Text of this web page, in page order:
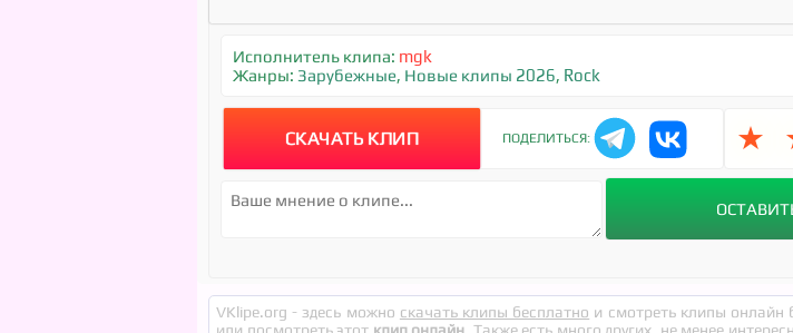
Исполнитель клипа: mgk
Жанры: Зарубежные, Новые клипы 2026, Rock
СКАЧАТЬ КЛИП ПОДЕЛИТЬСЯ: ★
VKlipe.org - здесь можно скачать клипы бесплатно и смотреть клипы онлайн